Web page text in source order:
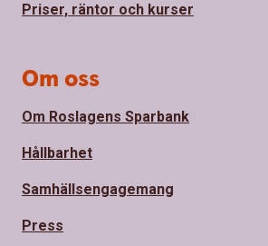
Priser, räntor och kurser
Om oss
Om Roslagens Sparbank
Hållbarhet
Samhällsengagemang
Press